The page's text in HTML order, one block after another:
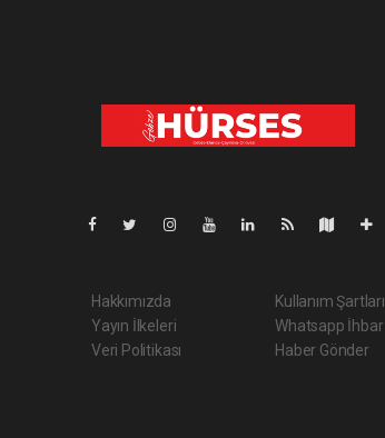
Hakkımızda
Yayın İlkeleri
Veri Politikası
Kullanım Şartları
Whatsapp İhbar
Haber Gönder